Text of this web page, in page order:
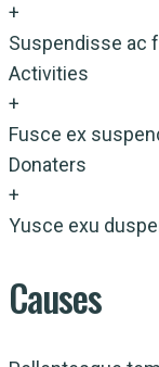
+
Suspendisse ac
Activities
+
Fusce ex
Donaters
+
Yusce exu
Causes